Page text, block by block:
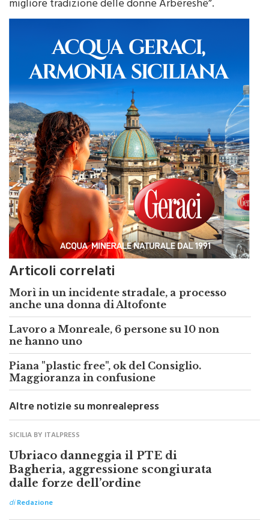
Articoli correlati
Morì in un incidente stradale, a processo
anche una donna di Altofonte
ne hanno uno
Maggioranza in confusione
Altre notizie su monrealepress
SICILIA BY ITALPRESS
Ubriaco danneggia il PTE di
Bagheria, aggressione scongiurata
dalle forze dell’ordine
diRedazione
SICILIA BY ITALPRESS